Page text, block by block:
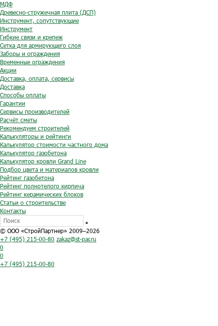
МДФ
Древесно-стружечная плита (ДСП)
Инструмент, сопутствующие
Инструмент
Гибкие связи и крепеж
Сетка для армирующего слоя
Заборы и ограждения
Временные ограждения
Акции
Доставка, оплата, сервисы
Доставка
Способы оплаты
Гарантии
Сервисы производителей
Расчёт сметы
Рекомендуем строителей
Калькуляторы и рейтинги
Калькулятор стоимости частного дома
Калькулятор газобетона
Калькулятор кровли Grand Line
Подбор цвета и материалов кровли
Рейтинг газобетона
Рейтинг полнотелого кирпича
Рейтинг керамических блоков
Статьи о строительстве
Контакты
© ООО «СтройПартнер» 2009–2026
+7 (495) 215-00-80 zakaz@st-par.ru
0
0
+7 (495) 215-00-80